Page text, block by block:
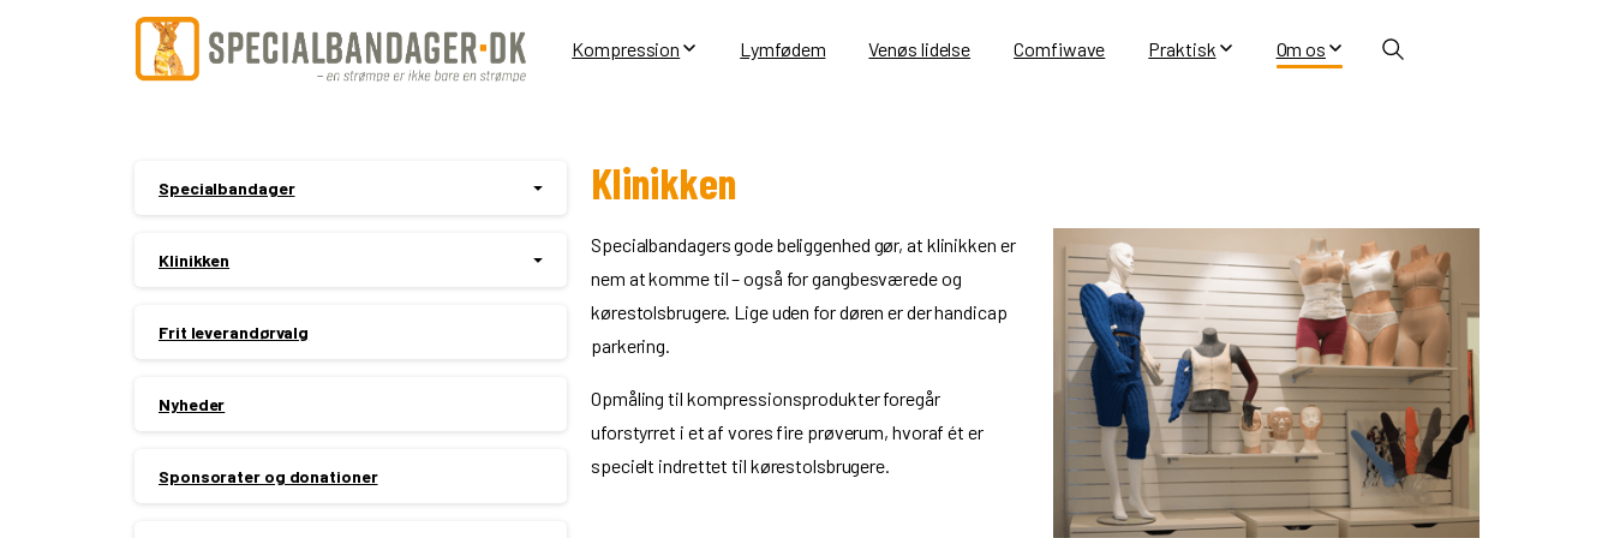
Kompression Lymfødem Venøs lidelse Comfiwave Praktisk Om os
Search
Specialbandager
Klinikken
Frit leverandørvalg
Nyheder
Sponsorater og donationer
Klinikken
Specialbandagers gode beliggenhed gør, at klinikken er
nem at komme til – også for gangbesværede og
kørestolsbrugere. Lige uden for døren er der handicap
parkering.
Opmåling til kompressionsprodukter foregår
uforstyrret i et af vores fire prøverum, hvoraf ét er
specielt indrettet til kørestolsbrugere.